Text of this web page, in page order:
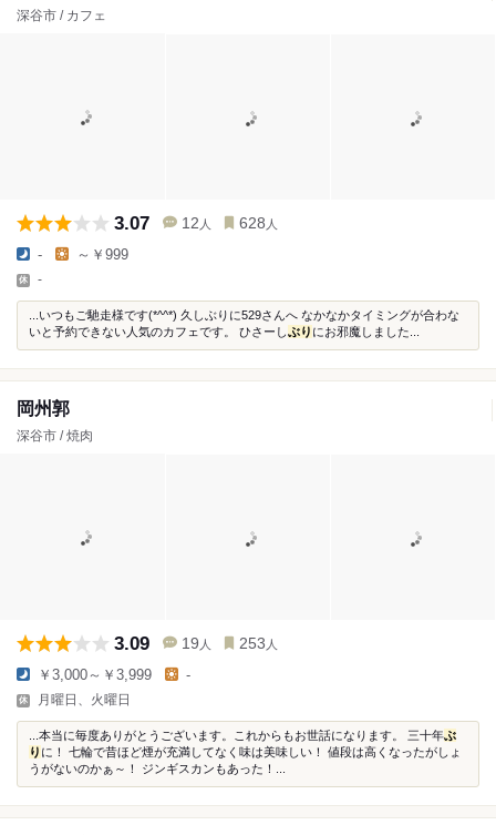
深谷市 / カフェ
3.07 12 人 628 人
- ～￥999
-
...いつもご馳走様です(*^^*) 久しぶりに529さんへ なかなかタイミングが合わな
いと予約できない人気のカフェです。 ひさーしぶり にお邪魔しました...
岡州郭
深谷市 / 焼肉
3.09 19 人 253 人
￥3,000～￥3,999 -
月曜日、火曜日
...本当に毎度ありがとうございます。これからもお世話になります。 三十年ぶ
り に！ 七輪で昔ほど煙が充満してなく味は美味しい！ 値段は高くなったがしょ
うがないのかぁ～！ ジンギスカンもあった！...